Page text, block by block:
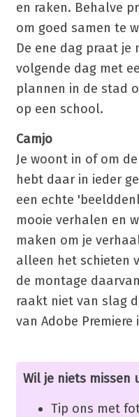
en raken. Behalve
om goed samen te
De ene dag praat je
volgende dag met
plannen in de stad
op een school.
Camjo
Je woont in of om
hebt daar in ieder
een echte
mooie verhalen en
maken om je
alleen het schieten
de montage
raakt niet van slag
van Adobe Premiere
Wil je niets missen
Tip ons met